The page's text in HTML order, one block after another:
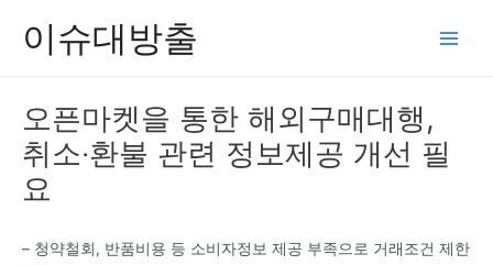
이슈대방출
오픈마켓을 통한 해외구매대행,
취소‧환불 관련 정보제공 개선 필
요
– 청약철회, 반품비용 등 소비자정보 제공 부족으로 거래조건 제한